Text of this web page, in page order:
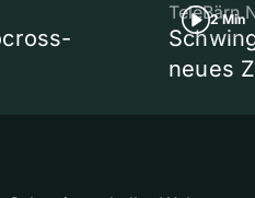
2 Min
TeleBärn
neues